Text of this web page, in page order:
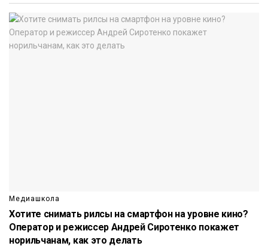
Медиашкола
Хотите снимать рилсы на смартфон на уровне кино?
Оператор и режиссер Андрей Сиротенко покажет
норильчанам, как это делать